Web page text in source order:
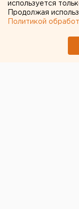
используется
Продолжая
Политикой